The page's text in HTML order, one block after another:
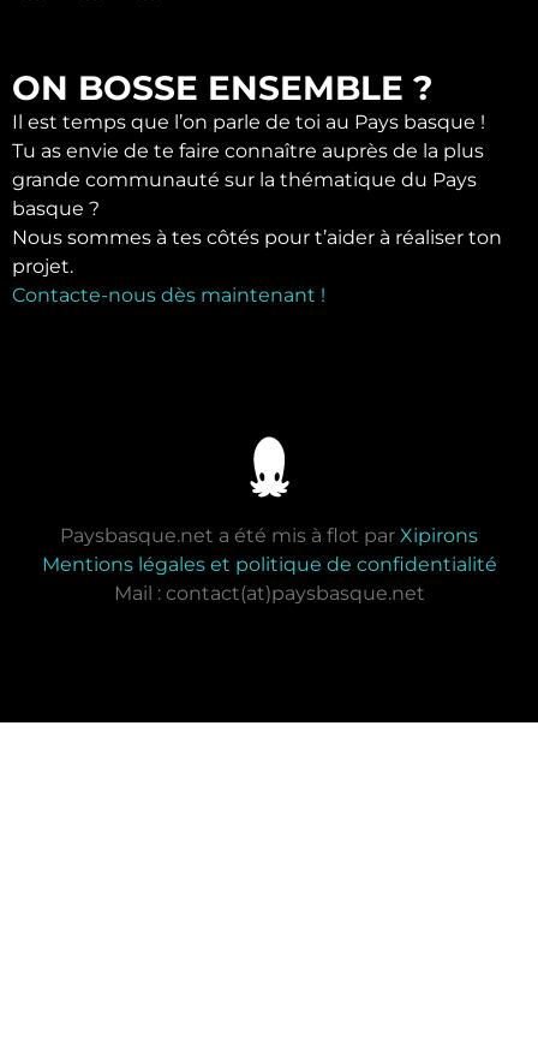
ON BOSSE ENSEMBLE ?
Il est temps que l’on parle de toi au Pays basque !
Tu as envie de te faire connaître auprès de la plus
grande communauté sur la thématique du Pays
basque ?
Nous sommes à tes côtés pour t’aider à réaliser ton
projet.
Contacte-nous dès maintenant !
Paysbasque.net a été mis à flot par Xipirons
Mentions légales et politique de confidentialité
Mail : contact(at)paysbasque.net